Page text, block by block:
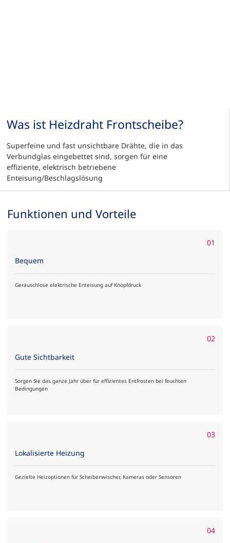
Was ist Heizdraht Frontscheibe?
Superfeine und fast unsichtbare Drähte, die in das
Verbundglas eingebettet sind, sorgen für eine
effiziente, elektrisch betriebene
Enteisung/Beschlagslösung
Funktionen und Vorteile
01
Bequem
Geräuschlose elektrische Enteisung auf Knopfdruck
02
Gute Sichtbarkeit
Sorgen Sie das ganze Jahr über für effizientes Entfrosten bei feuchten
Bedingungen
03
Lokalisierte Heizung
Gezielte Heizoptionen für Scheibenwischer, Kameras oder Sensoren
04